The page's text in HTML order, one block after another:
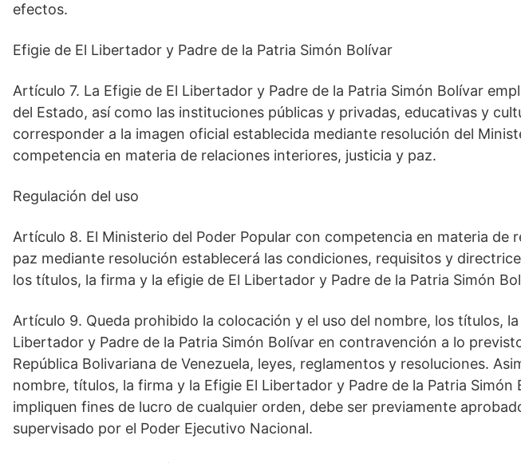
efectos.
Efigie de El Libertador y Padre de la Patria Simón Bolívar
Artículo 7. La Efigie de El Libertador y Padre de la Patria Simón Bolívar
del Estado, así como las instituciones públicas y privadas, educativas y
corresponder a la imagen oficial establecida mediante resolución del
competencia en materia de relaciones interiores, justicia y paz.
Regulación del uso
Artículo 8. El Ministerio del Poder Popular con competencia en materia de
paz mediante resolución establecerá las condiciones, requisitos y
los títulos, la firma y la efigie de El Libertador y Padre de la Patria Simón
Artículo 9. Queda prohibido la colocación y el uso del nombre, los títulos,
Libertador y Padre de la Patria Simón Bolívar en contravención a lo
República Bolivariana de Venezuela, leyes, reglamentos y resoluciones.
nombre, títulos, la firma y la Efigie El Libertador y Padre de la Patria Simón
impliquen fines de lucro de cualquier orden, debe ser previamente
supervisado por el Poder Ejecutivo Nacional.